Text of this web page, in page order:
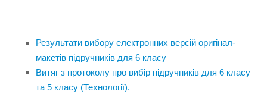
Результати вибору електронних версій оригінал-
макетів підручників для 6 класу
Витяг з протоколу про вибір підручників для 6 класу
та 5 класу (Технології).